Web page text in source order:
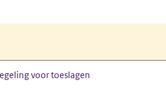
voor toeslagen